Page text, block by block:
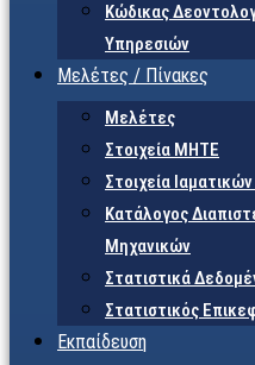
Κώδικας
Υπηρεσιών
Μελέτες / Πίνακες
Μελέτες
Στοιχεία ΜΗΤΕ
Στοιχεία
Κατάλογος
Μηχανικών
Στατιστικά
Στατιστικός
Εκπαίδευση